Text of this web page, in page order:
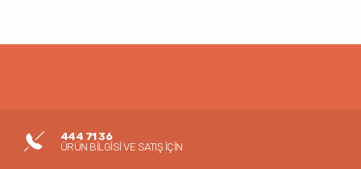
444 71 36
ÜRÜN BİLGİSİ VE SATIŞ İÇİN